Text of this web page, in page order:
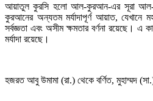
আয়াতুল কুরসি হলো আল-কুরআন-এর সূরা আল-
কুরআনের অন্যতম মর্যাদাপূর্ণ আয়াত, যেখানে
সর্বজ্ঞতা এবং অসীম ক্ষমতার বর্ণনা রয়েছে।
মর্যাদা রয়েছে।
হজরত আবু উমামা (রা.) থেকে বর্ণিত, মুহাম্মদ